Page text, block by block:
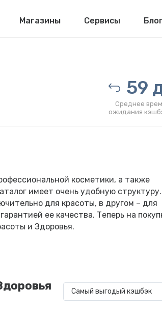
Магазины Сервисы
59
Среднее
ожидания
косметики, а также
имеет очень удобную
для красоты, в другом – для
ее качества. Теперь на
и Здоровья.
Самый выгодый кэшбэк